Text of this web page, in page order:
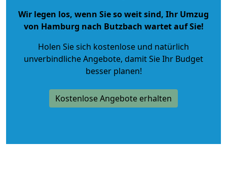
Wir legen los, wenn Sie so weit sind, Ihr Umzug
von Hamburg nach Butzbach wartet auf Sie!
Holen Sie sich kostenlose und natürlich
unverbindliche Angebote, damit Sie Ihr Budget
besser planen!
Kostenlose Angebote erhalten